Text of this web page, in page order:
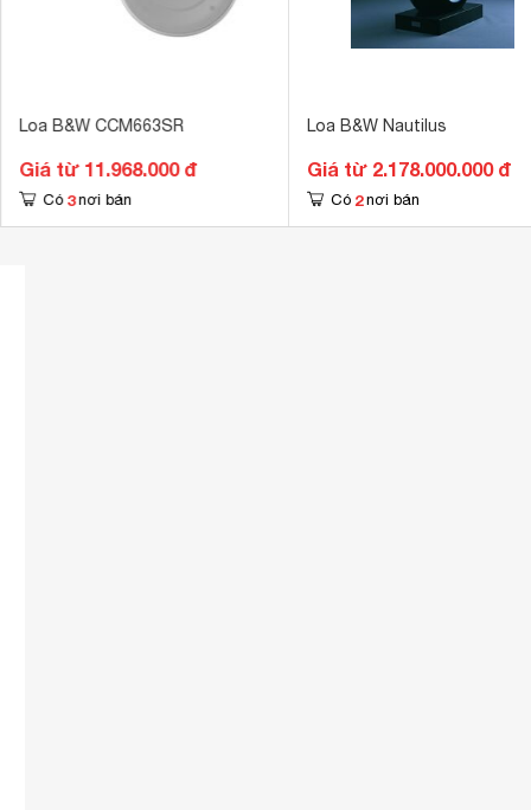
Loa B&W CCM663SR
Giá từ 11.968.000 đ
Có 3 nơi bán
Loa B&W Nautilus
Giá từ 2.178.000.000 đ
Có 2 nơi bán